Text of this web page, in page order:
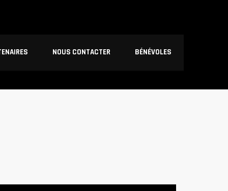
NOUS CONTACTER BÉNÉVOLES